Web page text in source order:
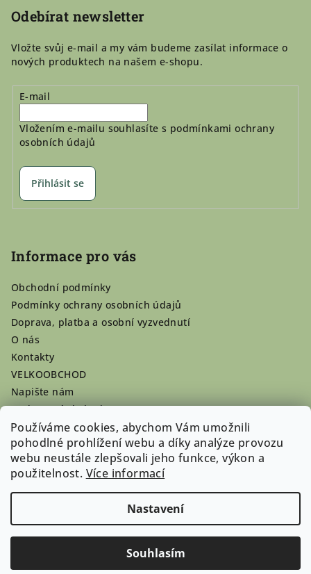
Používáme cookies, abychom Vám umožnili
pohodlné prohlížení webu a díky analýze provozu
webu neustále zlepšovali jeho funkce, výkon a
použitelnost. Více informací
Nastavení
Souhlasím
Odebírat newsletter
Vložte svůj e-mail a my vám budeme zasílat informace o
nových produktech na našem e-shopu.
E-mail
Vložením e-mailu souhlasíte s podmínkami ochrany
osobních údajů
Přihlásit se
Informace pro vás
Obchodní podmínky
Podmínky ochrany osobních údajů
Doprava, platba a osobní vyzvednutí
O nás
Kontakty
VELKOOBCHOD
Napište nám
Hodnocení obchodu
Registrace se vyplatí!
Pamlsky na míru
Nepřevzaté dobírky
Copyright 2026Doghouse-shop.cz. Všechna práva
vyhrazena.
Vytvořil Shoptet